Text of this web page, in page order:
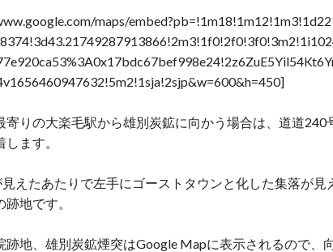
maps/
寄りの大楽毛駅から雄別炭鉱に向かう場合は、道道240
ます。
えたあたりで左手にゴーストタウンと化した集落が見
地です。
跡地、雄別炭鉱煙突はGoogle Mapに表示されるので、